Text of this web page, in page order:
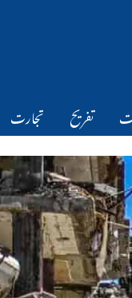
تفریح تجارت